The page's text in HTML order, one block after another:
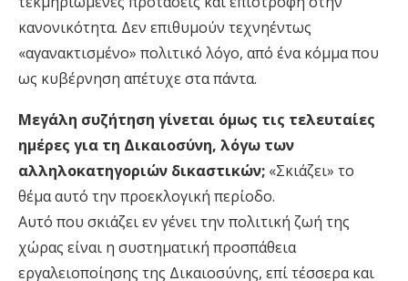
κανονικότητα. Δεν επιθυμούν τεχνηέντως
«αγανακτισμένο» πολιτικό λόγο, από ένα κόμμα που
ως κυβέρνηση απέτυχε στα πάντα.
Μεγάλη συζήτηση γίνεται όμως τις τελευταίες
ημέρες για τη Δικαιοσύνη, λόγω των
αλληλοκατηγοριών δικαστικών; «Σκιάζει» το
θέμα αυτό την προεκλογική περίοδο.
Αυτό που σκιάζει εν γένει την πολιτική ζωή της
χώρας είναι η συστηματική προσπάθεια
εργαλειοποίησης της Δικαιοσύνης, επί τέσσερα και